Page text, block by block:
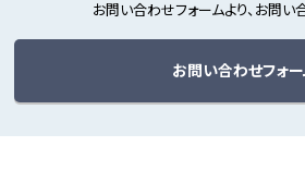
お問い合わせフォームより、お問い
お問い合わせフォー